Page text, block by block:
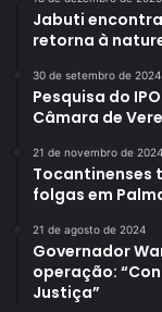
Jabuti
retorna à
30 de setembro de 2024
Pesquisa do
Câmara de
21 de novembro de 2024
Tocantinenses
folgas em
21 de agosto de 2024
Governador
operação:
Justiça”